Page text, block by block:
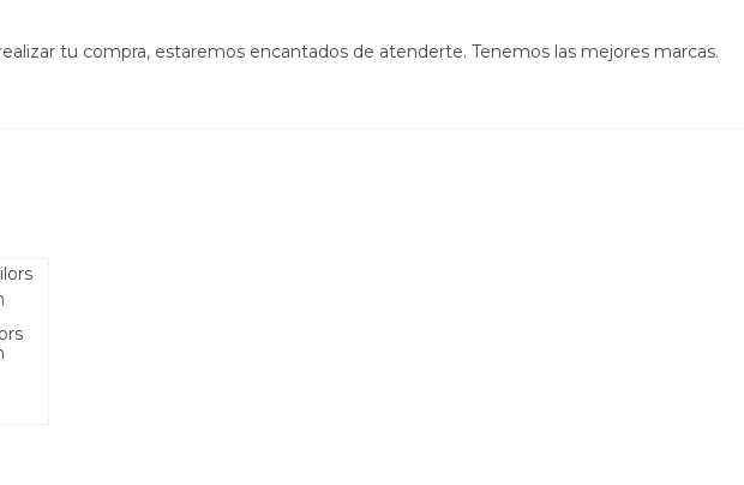
tu compra, estaremos encantados de atenderte. Tenemos las mejores marcas.